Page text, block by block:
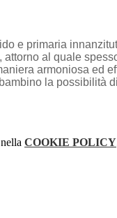
e primaria
al quale
armoniosa ed
la possibilità
COOKIE POLICY